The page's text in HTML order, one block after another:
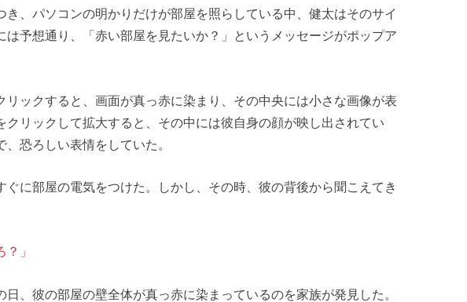
き、パソコンの明かりだけが部屋を照らしている中、健太はそのサイ
は予想通り、「赤い部屋を見たいか？」というメッセージがポップア
リックすると、画面が真っ赤に染まり、その中央には小さな画像が表
クリックして拡大すると、その中には彼自身の顔が映し出されてい
恐ろしい表情をしていた。
に部屋の電気をつけた。しかし、その時、彼の背後から聞こえてき
」
、彼の部屋の壁全体が真っ赤に染まっているのを家族が発見した。